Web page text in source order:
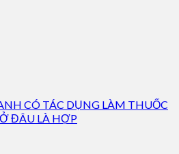
CÓ TÁC DỤNG LÀM THUỐC
ĐÂU LÀ HỢP